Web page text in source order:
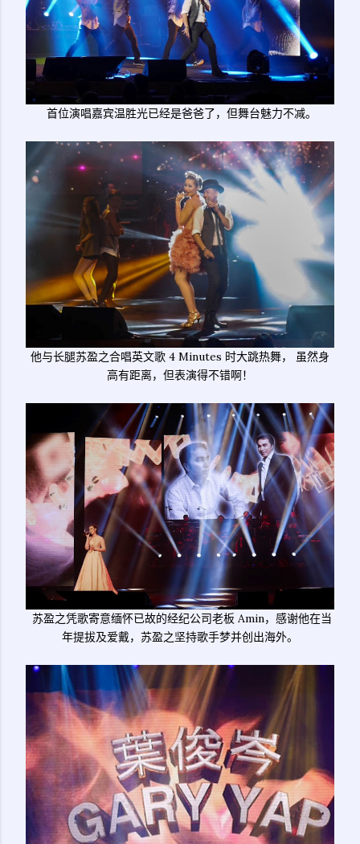
首位演唱嘉宾温胜光已经是爸爸了，但舞台魅力不减。
他与长腿苏盈之合唱英文歌 4 Minutes 时大跳热舞， 虽然身
高有距离，但表演得不错啊！
苏盈之凭歌寄意缅怀已故的经纪公司老板 Amin，感谢他在当
年提拔及爱戴，苏盈之坚持歌手梦并创出海外。